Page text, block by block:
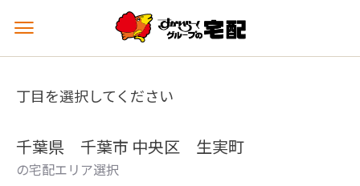
メ
ュ
を
丁目を選択してください
千葉県 千葉市 中央区 生実町
の宅配エリア選択